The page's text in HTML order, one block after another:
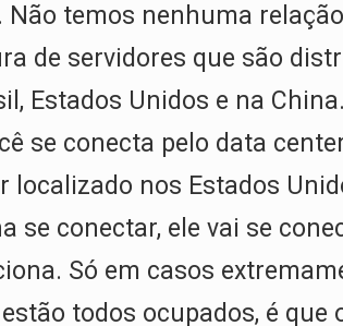
Não temos nenhuma
de servidores que são
Estados Unidos e na
se conecta pelo data
localizado nos Estados
se conectar, ele vai se
Só em casos
todos ocupados, é que